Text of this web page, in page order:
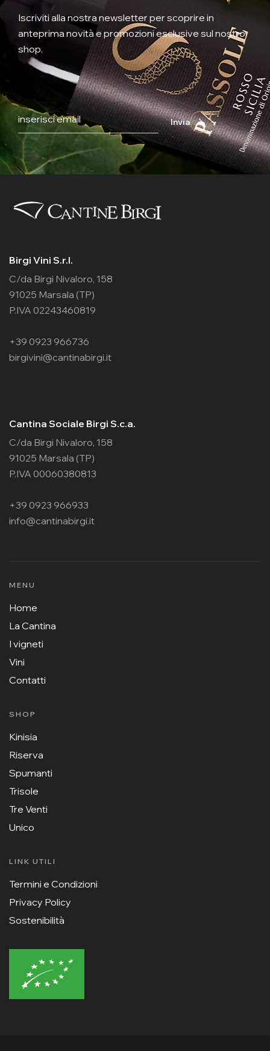
Iscriviti alla nostra newsletter per scoprire in
anteprima novità e promozioni esclusive sul nostro
shop.
Invia
Birgi Vini S.r.l.
C/da Birgi Nivaloro, 158
91025 Marsala (TP)
P.IVA 02243460819
+39 0923 966736
birgivini@cantinabirgi.it
Cantina Sociale Birgi S.c.a.
C/da Birgi Nivaloro, 158
91025 Marsala (TP)
P.IVA 00060380813
+39 0923 966933
info@cantinabirgi.it
MENU
Home
La Cantina
I vigneti
Vini
Contatti
SHOP
Kinisia
Riserva
Spumanti
Trisole
Tre Venti
Unico
LINK UTILI
Termini e Condizioni
Privacy Policy
Sostenibilità